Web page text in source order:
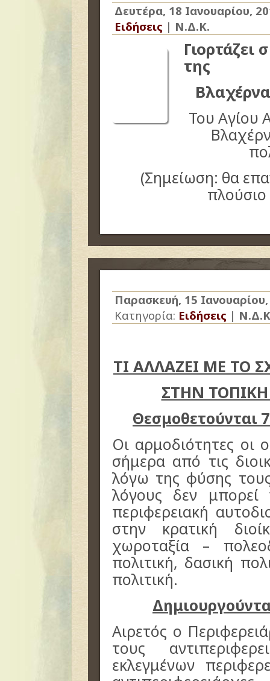
Δευτέρα, 18 Ιανουαρίου,
Ειδήσεις | Ν.Δ.Κ.
Γιορτάζει
της
Του Αγίου
(Σημείωση: θα
Παρασκευή, 15
Κατηγορία: Ειδήσεις |
ΤΙ ΑΛΛΑΖΕΙ ΜΕ ΤΟ
ΣΤΗΝ
Θεσμοθετούνται 7
Οι αρμοδιότητες οι
σήμερα από τις
λόγω της φύσης
λόγους δεν
περιφερειακή
στην κρατική
χωροταξία –
πολιτική, δασική
πολιτική.
Αιρετός ο
τους
εκλεγμένων